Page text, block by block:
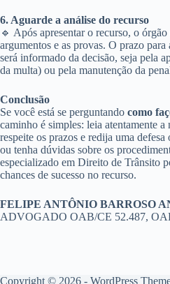
6. Aguarde a análise do recurso
🔹 Após apresentar o recurso, o
argumentos e as provas. O prazo
será informado da decisão, seja pela
da multa) ou pela manutenção da
Conclusão
Se você está se perguntando como
caminho é simples: leia atentamente
respeite os prazos e redija uma
ou tenha dúvidas sobre os
especializado em Direito de Trânsito
chances de sucesso no recurso.
FELIPE ANTÔNIO BARROSO
ADVOGADO OAB/CE 52.487,
Copyright © 2026 - WordPress